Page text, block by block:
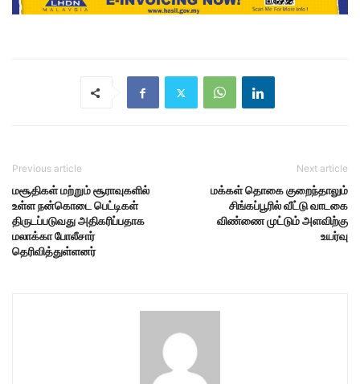
Previous article
மசூதிகள் மற்றும் சூராவுகளில்
உள்ள நன்கொடை பெட்டிகள்
திருடப்படுவது அதிகரிப்பதாக
மலாக்கா போலீசார்
தெரிவித்துள்ளனர்
Next article
மக்கள் தொகை குறைந்தாலும்
சிங்கப்பூரில் வீட்டு வாடகை
விண்ணை முட்டும் அளவிற்கு
உயர்வு